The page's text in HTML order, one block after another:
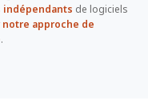
de logiciels
notre approche de
.